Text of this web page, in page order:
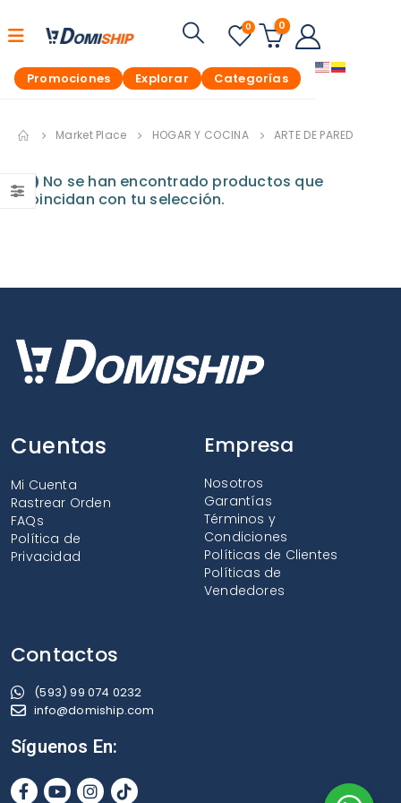
0 0
Promociones Explorar Categorías
Market Place HOGAR Y COCINA ARTE DE PARED
No se han encontrado productos que
coincidan con tu selección.
Cuentas
Mi Cuenta
Rastrear Orden
FAQs
Política de
Privacidad
Empresa
Nosotros
Garantías
Términos y
Condiciones
Políticas de Clientes
Políticas de
Vendedores
Contactos
(593) 99 074 0232
info@domiship.com
Síguenos En: